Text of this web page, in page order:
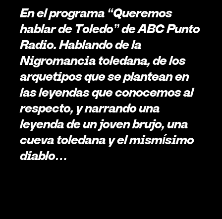
En el programa “Queremos
hablar de Toledo” de ABC Punto
Radio. Hablando de la
Nigromancia toledana, de los
arquetipos que se plantean en
las leyendas que conocemos al
respecto, y narrando una
leyenda de un joven brujo, una
cueva toledana y el mismísimo
diablo…